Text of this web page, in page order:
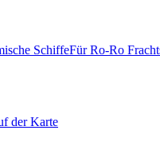
SchiffeFür Ro-Ro
der Karte